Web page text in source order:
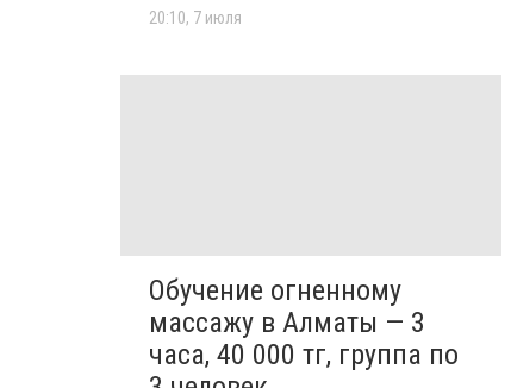
20:10, 7 июля
Обучение огненному
массажу в Алматы — 3
часа, 40 000 тг, группа по